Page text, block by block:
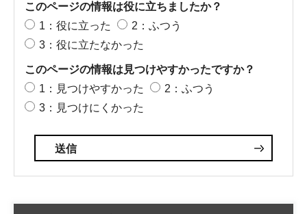
このページの情報は役に立ちましたか？
1：役に立った
2：ふつう
3：役に立たなかった
このページの情報は見つけやすかったですか？
1：見つけやすかった
2：ふつう
3：見つけにくかった